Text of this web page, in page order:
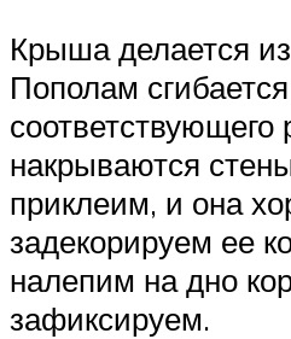
Крыша делается
Пополам
накрываются
приклеим, и она
задекорируем ее
налепим на дно
зафиксируем.